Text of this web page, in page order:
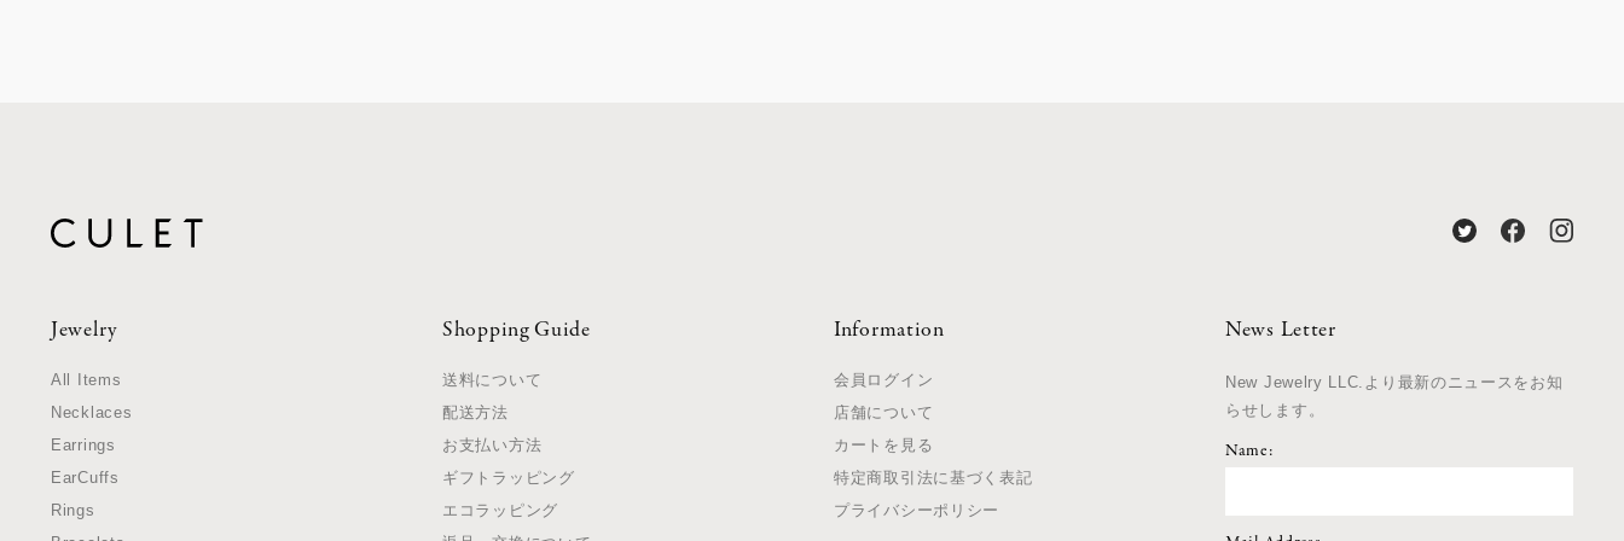
Jewelry
All Items
Necklaces
Earrings
EarCuffs
Rings
Shopping Guide
送料について
配送方法
お支払い方法
ギフトラッピング
エコラッピング
Information
会員ログイン
店舗について
カートを見る
特定商取引法に基づく表記
プライバシーポリシー
News Letter
New Jewelry LLC.より最新のニュースをお知
らせします。
Name: